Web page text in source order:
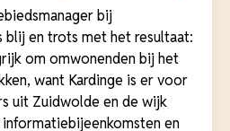
bij
blij en trots met het resultaat:
om omwonenden bij het
want Kardinge is er voor
uit Zuidwolde en de wijk
en